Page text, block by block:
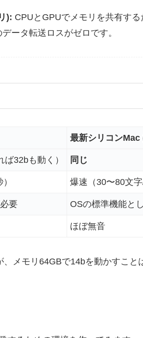
): CPUとGPUでメモリを共有す
ータ転送ロスがゼロです。
最新シリコンMac
ば32bも動く） 同じ
爆速（30〜80文字
要 OSの標準機能と
ほぼ無音
メモリ64GBで14bを動かすこと